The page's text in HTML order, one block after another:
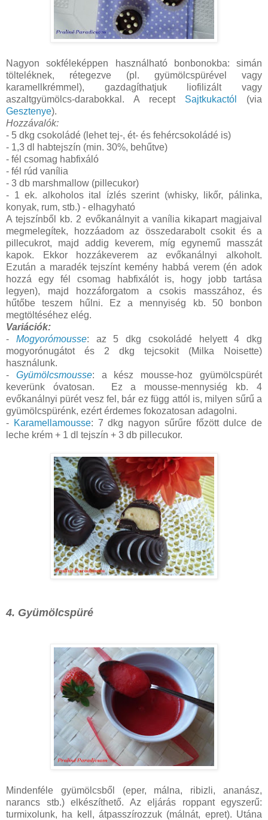
Nagyon sokféleképpen használható bonbonokba: simán
tölteléknek, rétegezve (pl. gyümölcspürével vagy
karamellkrémmel), gazdagíthatjuk liofilizált vagy
aszaltgyümölcs-darabokkal. A recept Sajtkukactól
(via
Gesztenye).
Hozzávalók:
- 5 dkg csokoládé (lehet tej-, ét- és fehércsokoládé is)
- 1,3 dl habtejszín (min. 30%, behűtve)
- fél csomag habfixáló
- fél rúd vanília
- 3 db marshmallow (pillecukor)
- 1 ek. alkoholos ital ízlés szerint (whisky, likőr, pálinka,
konyak, rum, stb.) - elhagyható
A tejszínből kb. 2 evőkanálnyit a vanília kikapart magjaival
megmelegítek, hozzáadom az összedarabolt csokit és a
pillecukrot, majd addig keverem, míg egynemű masszát
kapok. Ekkor hozzákeverem az evőkanálnyi alkoholt.
Ezután a maradék tejszínt kemény habbá verem (én adok
hozzá egy fél csomag habfixálót is, hogy jobb tartása
legyen), majd hozzáforgatom a csokis masszához, és
hűtőbe teszem hűlni. Ez a mennyiség kb. 50 bonbon
megtöltéséhez elég.
Variációk:
- Mogyorómousse: az 5 dkg csokoládé helyett 4 dkg
mogyorónugátot és 2 dkg tejcsokit (Milka Noisette)
használunk.
- Gyümölcsmousse: a kész mousse-hoz gyümölcspürét
keverünk óvatosan. Ez a mousse-mennysiég kb. 4
evőkanálnyi pürét vesz fel, bár ez függ attól is, milyen sűrű a
gyümölcspürénk, ezért érdemes fokozatosan adagolni.
- Karamellamousse: 7 dkg nagyon sűrűre főzött dulce de
leche krém + 1 dl tejszín + 3 db pillecukor.
4. Gyümölcspüré
Mindenféle gyümölcsből (eper, málna, ribizli, ananász,
narancs stb.) elkészíthető. Az eljárás roppant egyszerű:
turmixolunk, ha kell, átpasszírozzuk (málnát, epret). Utána